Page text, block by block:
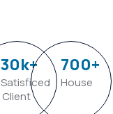
30k+
Satisficed
Client
700+
House